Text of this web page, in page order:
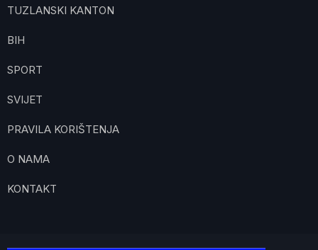
TUZLANSKI KANTON
BIH
SPORT
SVIJET
PRAVILA KORIŠTENJA
O NAMA
KONTAKT